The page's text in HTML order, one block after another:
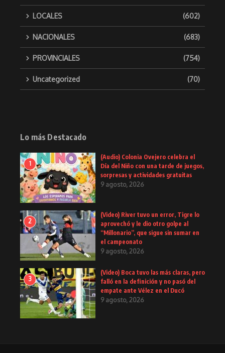
LOCALES (602)
NACIONALES (683)
PROVINCIALES (754)
Uncategorized (70)
Lo más Destacado
1
(Audio) Colonia Ovejero celebra el
Día del Niño con una tarde de juegos,
sorpresas y actividades gratuitas
9 agosto, 2026
2
(Video) River tuvo un error, Tigre lo
aprovechó y le dio otro golpe al
“Millonario”, que sigue sin sumar en
el campeonato
9 agosto, 2026
3
(Video) Boca tuvo las más claras, pero
falló en la definición y no pasó del
empate ante Vélez en el Ducó
9 agosto, 2026